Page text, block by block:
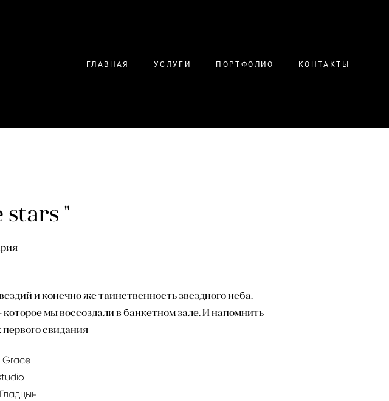
ГЛАВНАЯ УСЛУГИ ПОРТФОЛИО КОНТАКТЫ
stars "
и конечно же таинственность звездного неба.
мы воссоздали в банкетном зале. И напомнить
свидания
Grace